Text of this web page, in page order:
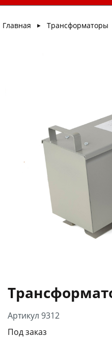
Главная ► Трансформаторы
Артикул 9312
Под заказ